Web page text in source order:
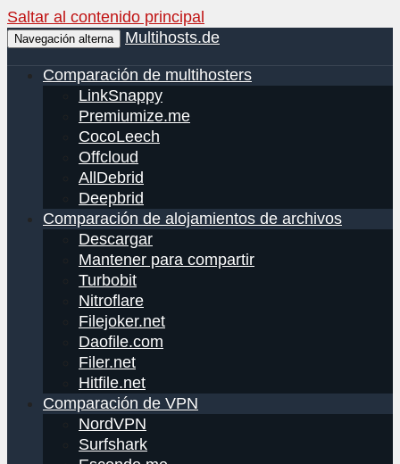
Saltar al contenido principal
Navegación alterna Multihosts.de
Comparación de multihosters
LinkSnappy
Premiumize.me
CocoLeech
Offcloud
AllDebrid
Deepbrid
Comparación de alojamientos de archivos
Descargar
Mantener para compartir
Turbobit
Nitroflare
Filejoker.net
Daofile.com
Filer.net
Hitfile.net
Comparación de VPN
NordVPN
Surfshark